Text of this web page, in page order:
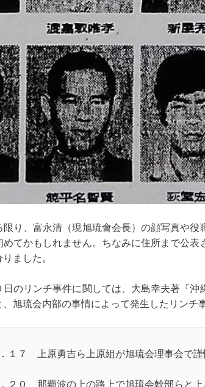
限り、富永清（現旭琉會会長）の顔写真や役
めてかもしれません。ちなみに住所まで公
ました。
日のリンチ事件に関しては、大島幸夫著『
旭琉会内部の事情によって発生したリンチ
１７ 上原勇吉ら上原組が旭琉会理事会で謹
２０ 那覇波の上の路上で旭琉会幹部らと